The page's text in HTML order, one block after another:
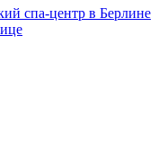
спа-центр в Берлине